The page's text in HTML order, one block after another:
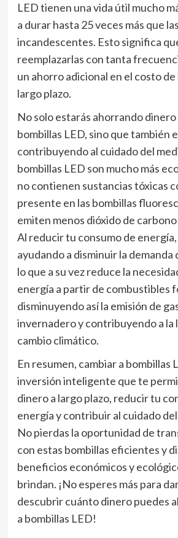
LED tienen una vida útil mucho
a durar hasta 25 veces más que
incandescentes. Esto significa
reemplazarlas con tanta
un ahorro adicional en el costo de
largo plazo.
No solo estarás ahorrando dinero
bombillas LED, sino que también
contribuyendo al cuidado del
bombillas LED son mucho más
no contienen sustancias tóxicas
presente en las bombillas
emiten menos dióxido de
Al reducir tu consumo de
ayudando a disminuir la
lo que a su vez reduce la
energía a partir de combustibles
disminuyendo así la emisión de
invernadero y contribuyendo a la
cambio climático.
En resumen, cambiar a bombillas
inversión inteligente que te
dinero a largo plazo, reducir tu
energía y contribuir al cuidado
No pierdas la oportunidad de
con estas bombillas eficientes y
beneficios económicos y
brindan. ¡No esperes más para
descubrir cuánto dinero puedes
a bombillas LED!